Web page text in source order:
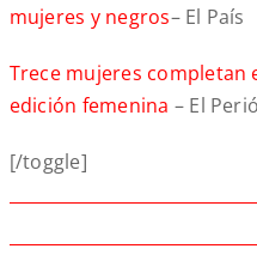
mujeres y negros– El País
Trece mujeres completan
edición femenina – El
[/toggle]